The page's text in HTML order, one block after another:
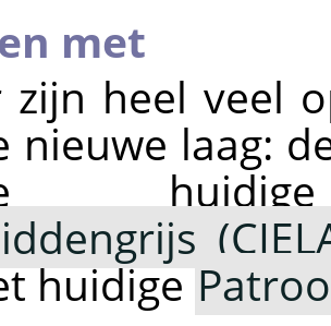
met
zijn heel veel
nieuwe laag:
huidige